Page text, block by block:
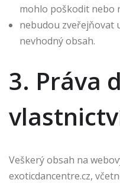
mohlo poškodit nebo
nebudou zveřejňovat
nevhodný obsah.
3. Práva
Veškerý obsah na
exoticdancentre.cz,